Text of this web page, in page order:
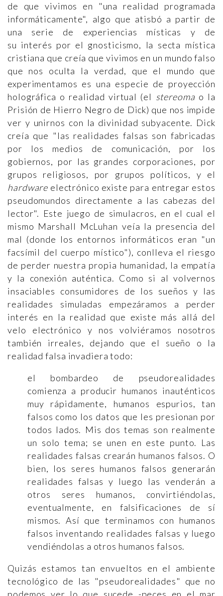
de que vivimos en "una realidad programada
informáticamente", algo que atisbó a partir de
una serie de experiencias místicas y de
su interés por el gnosticismo, la secta mística
cristiana que creía que vivimos en un mundo falso
que nos oculta la verdad, que el mundo que
experimentamos es una especie de proyección
holográfica o realidad virtual (el stereoma o la
Prisión de Hierro Negro de Dick) que nos impide
ver y unirnos con la divinidad subyacente. Dick
creía que "las realidades falsas son fabricadas
por los medios de comunicación, por los
gobiernos, por las grandes corporaciones, por
grupos religiosos, por grupos políticos, y el
hardware electrónico existe para entregar estos
pseudomundos directamente a las cabezas del
lector". Este juego de simulacros, en el cual el
mismo Marshall McLuhan veía la presencia del
mal (donde los entornos informáticos eran "un
facsímil del cuerpo místico"), conlleva el riesgo
de perder nuestra propia humanidad, la empatía
y la conexión auténtica. Como si al volvernos
insaciables consumidores de los sueños y las
realidades simuladas empezáramos a perder
interés en la realidad que existe más allá del
velo electrónico y nos volviéramos nosotros
también irreales, dejando que el sueño o la
realidad falsa invadiera todo:
el bombardeo de pseudorealidades
comienza a producir humanos inauténticos
muy rápidamente, humanos espurios, tan
falsos como los datos que les presionan por
todos lados. Mis dos temas son realmente
un solo tema; se unen en este punto. Las
realidades falsas crearán humanos falsos. O
bien, los seres humanos falsos generarán
realidades falsas y luego las venderán a
otros seres humanos, convirtiéndolas,
eventualmente, en falsificaciones de sí
mismos. Así que terminamos con humanos
falsos inventando realidades falsas y luego
vendiéndolas a otros humanos falsos.
Quizás estamos tan envueltos en el ambiente
tecnológico de las "pseudorealidades" que no